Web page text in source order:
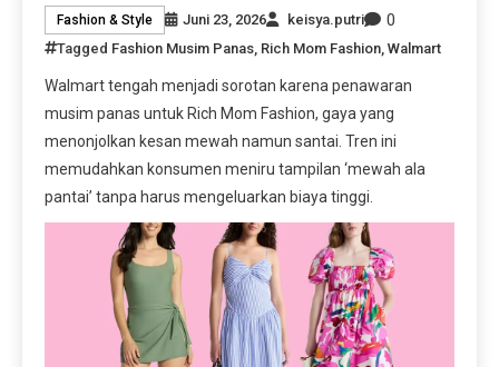
Fashion & Style Juni 23, 2026 keisya.putri 0
Tagged Fashion Musim Panas Rich Mom Fashion Walmart
Walmart tengah menjadi sorotan karena penawaran
musim panas untuk Rich Mom Fashion, gaya yang
menonjolkan kesan mewah namun santai. Tren ini
memudahkan konsumen meniru tampilan ‘mewah ala
pantai’ tanpa harus mengeluarkan biaya tinggi.